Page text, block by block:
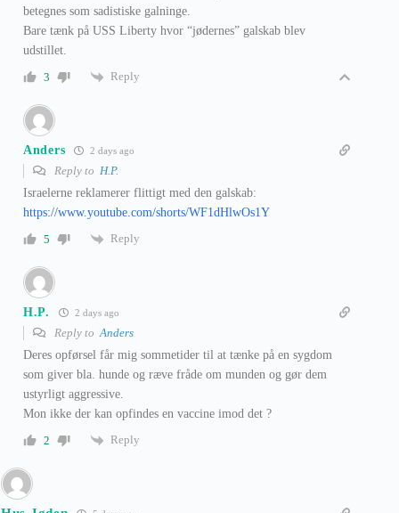
betegnes som sadistiske galninge.
Bare tænk på USS Liberty hvor “jødernes” galskab blev
udstillet.
3
Reply
Anders 2 days ago
Reply to H.P.
Israelerne reklamerer flittigt med den galskab:
https://www.youtube.com/shorts/WF1dHlwOs1Y
5
Reply
H.P. 2 days ago
Reply toAnders
Deres opførsel får mig sommetider til at tænke på en sygdom
som giver bla. hunde og ræve fråde om munden og gør dem
ustyrligt aggressive.
Mon ikke der kan opfindes en vaccine imod det ?
2
Reply